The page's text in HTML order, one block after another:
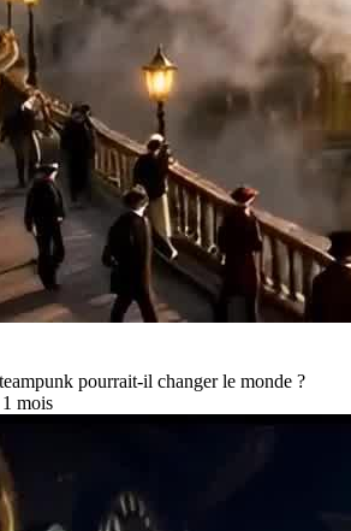
pourrait-il changer le monde ?
mois